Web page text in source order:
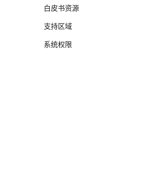
白皮书资源
支持区域
系统权限